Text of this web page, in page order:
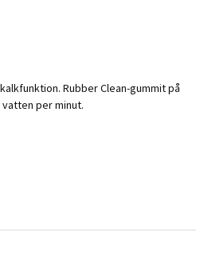
Rubber Clean-gummit på
per minut.